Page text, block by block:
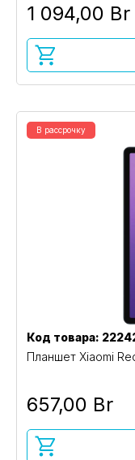
1 094,00 Br
В рассрочку
Код товара:
Планшет Xiaomi
657,00 Br